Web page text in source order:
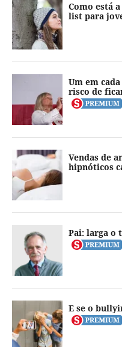
Como está
list para
Um em
risco de
Vendas de
hipnóticos
Pai: larga o
E se o